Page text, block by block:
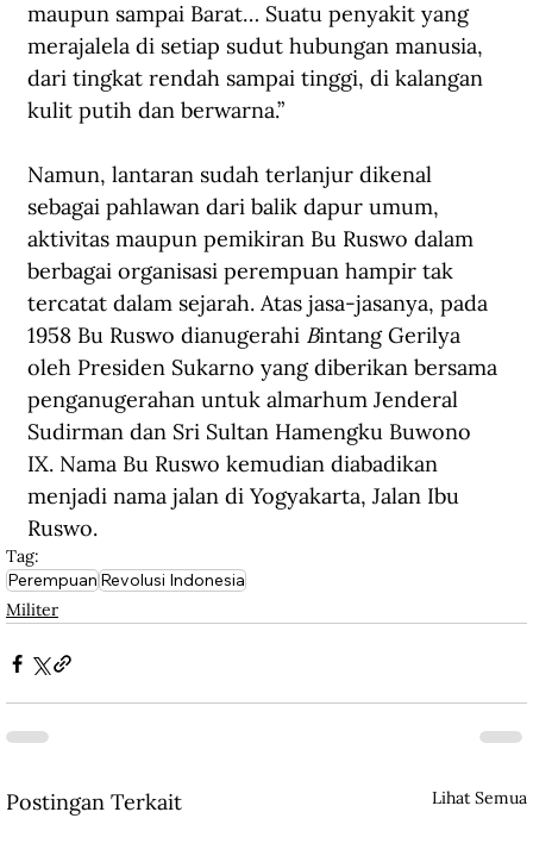
maupun sampai Barat… Suatu penyakit yang
merajalela di setiap sudut hubungan manusia,
dari tingkat rendah sampai tinggi, di kalangan
kulit putih dan berwarna.”
Namun, lantaran sudah terlanjur dikenal
sebagai pahlawan dari balik dapur umum,
aktivitas maupun pemikiran Bu Ruswo dalam
berbagai organisasi perempuan hampir tak
tercatat dalam sejarah. Atas jasa-jasanya, pada
1958 Bu Ruswo dianugerahi Bintang Gerilya
oleh Presiden Sukarno yang diberikan bersama
penganugerahan untuk almarhum Jenderal
Sudirman dan Sri Sultan Hamengku Buwono
IX. Nama Bu Ruswo kemudian diabadikan
menjadi nama jalan di Yogyakarta, Jalan Ibu
Ruswo.
Tag:
PerempuanRevolusi Indonesia
Militer
Postingan Terkait Lihat Semua